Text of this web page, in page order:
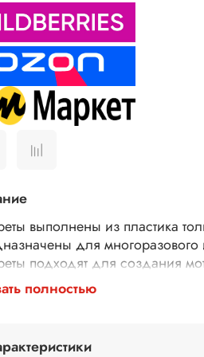
выполнены из пластика
для многоразового
подходят для создания
паст, 3D геля,
Трафареты подходят для
использования в технике
полностью